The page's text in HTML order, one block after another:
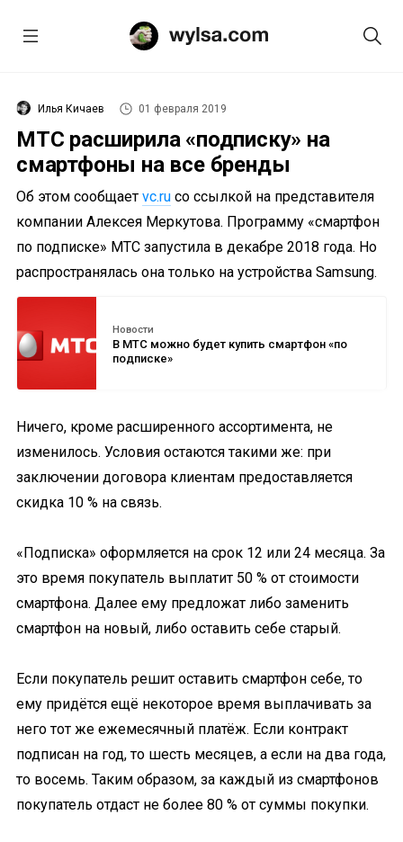
Илья Кичаев 01 февраля 2019
МТС расширила «подписку» на
смартфоны на все бренды
Об этом сообщает vc.ru со ссылкой на представителя
компании Алексея Меркутова. Программу «смартфон
по подписке» МТС запустила в декабре 2018 года. Но
распространялась она только на устройства Samsung.
Новости
В МТС можно будет купить смартфон «по
подписке»
Ничего, кроме расширенного ассортимента, не
изменилось. Условия остаются такими же: при
заключении договора клиентам предоставляется
скидка 10 % на связь.
«Подписка» оформляется на срок 12 или 24 месяца. За
это время покупатель выплатит 50 % от стоимости
смартфона. Далее ему предложат либо заменить
смартфон на новый, либо оставить себе старый.
Если покупатель решит оставить смартфон себе, то
ему придётся ещё некоторое время выплачивать за
него тот же ежемесячный платёж. Если контракт
подписан на год, то шесть месяцев, а если на два года,
то восемь. Таким образом, за каждый из смартфонов
покупатель отдаст не более 80 % от суммы покупки.